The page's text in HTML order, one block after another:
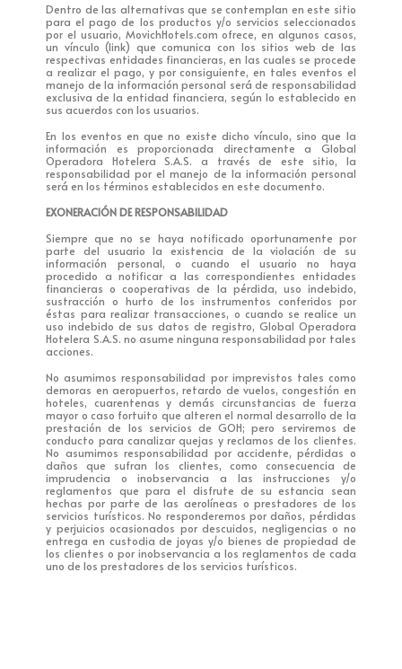
Dentro de las alternativas que se contemplan en este sitio
para el pago de los productos y/o servicios seleccionados
por el usuario, MovichHotels.com ofrece, en algunos casos,
un vínculo (link) que comunica con los sitios web de las
respectivas entidades financieras, en las cuales se procede
a realizar el pago, y por consiguiente, en tales eventos el
manejo de la información personal será de responsabilidad
exclusiva de la entidad financiera, según lo establecido en
sus acuerdos con los usuarios.
En los eventos en que no existe dicho vínculo, sino que la
información es proporcionada directamente a Global
Operadora Hotelera S.A.S. a través de este sitio, la
responsabilidad por el manejo de la información personal
será en los términos establecidos en este documento.
EXONERACIÓN DE RESPONSABILIDAD
Siempre que no se haya notificado oportunamente por
parte del usuario la existencia de la violación de su
información personal, o cuando el usuario no haya
procedido a notificar a las correspondientes entidades
financieras o cooperativas de la pérdida, uso indebido,
sustracción o hurto de los instrumentos conferidos por
éstas para realizar transacciones, o cuando se realice un
uso indebido de sus datos de registro, Global Operadora
Hotelera S.A.S. no asume ninguna responsabilidad por tales
acciones.
No asumimos responsabilidad por imprevistos tales como
demoras en aeropuertos, retardo de vuelos, congestión en
hoteles, cuarentenas y demás circunstancias de fuerza
mayor o caso fortuito que alteren el normal desarrollo de la
prestación de los servicios de GOH; pero serviremos de
conducto para canalizar quejas y reclamos de los clientes.
No asumimos responsabilidad por accidente, pérdidas o
daños que sufran los clientes, como consecuencia de
imprudencia o inobservancia a las instrucciones y/o
reglamentos que para el disfrute de su estancia sean
hechas por parte de las aerolíneas o prestadores de los
servicios turísticos. No responderemos por daños, pérdidas
y perjuicios ocasionados por descuidos, negligencias o no
entrega en custodia de joyas y/o bienes de propiedad de
los clientes o por inobservancia a los reglamentos de cada
uno de los prestadores de los servicios turísticos.